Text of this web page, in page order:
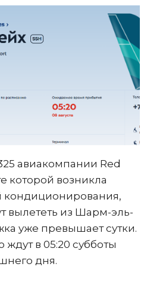
авиакомпании Red
которой возникла
кондиционирования,
вылететь из Шарм-эль-
уже превышает сутки.
ждут в 05:20 субботы
дня.